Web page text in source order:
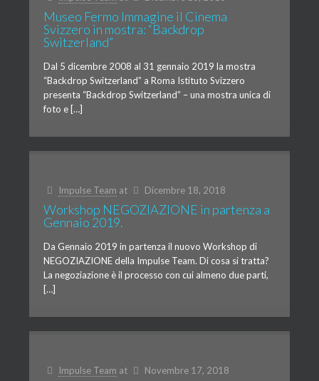
Museo Fermo Immagine il Cinema
Svizzero in mostra: “Backdrop
Switzerland”
Dal 5 dicembre 2008 al 31 gennaio 2019 la mostra
“Backdrop Switzerland” a Roma Istituto Svizzero
presenta “Backdrop Switzerland” – una mostra unica di
foto e […]
Impulse Team at Dicembre 18, 2018
Workshop NEGOZIAZIONE in partenza a
Gennaio 2019.
Da Gennaio 2019 in partenza il nuovo Workshop di
NEGOZIAZIONE della Impulse Team. Di cosa si tratta?
La negoziazione è il processo con cui almeno due parti,
[…]
Impulse Team at Novembre 17, 2018